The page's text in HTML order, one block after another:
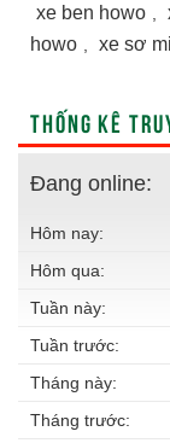
xe ben howo
howo
xe sơ
THỐNG KÊ
Đang online:
Hôm nay:
Hôm qua:
Tuần này:
Tuần trước:
Tháng này:
Tháng trước: